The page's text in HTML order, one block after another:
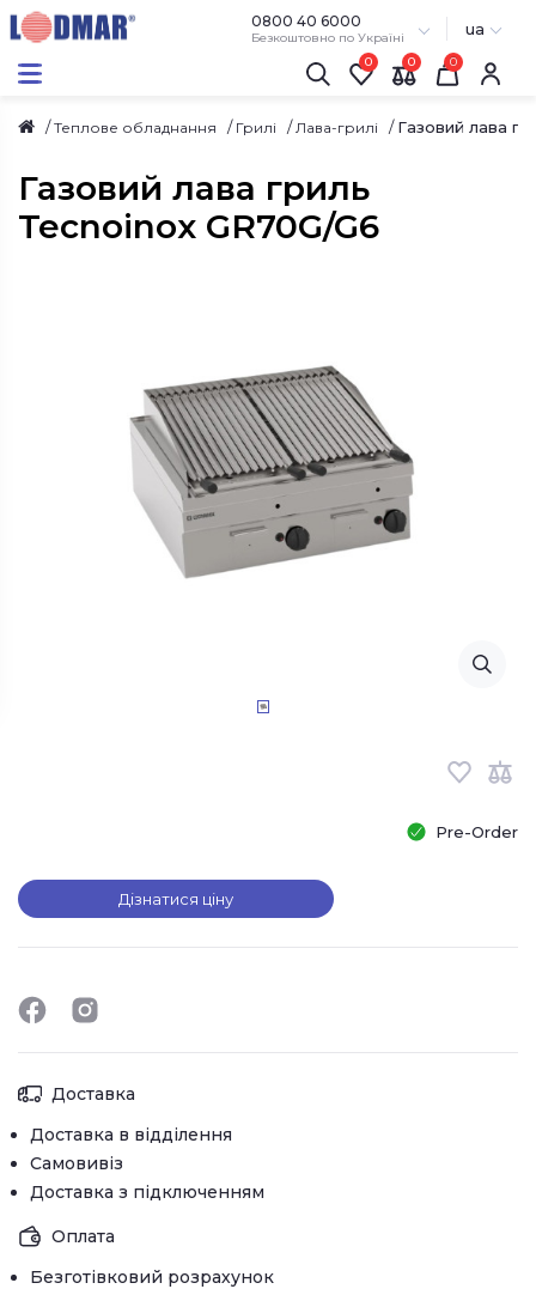
0800 40 6000
Безкоштовно по Україні ua
0 0
Теплове обладнання Грилі Лава-грилі Газовий лава
Газовий лава гриль
Tecnoinox GR70G/G6
Pre-Order
Дізнатися ціну
Доставка
Доставка в відділення
Самовивіз
Доставка з підключенням
Оплата
Безготівковий розрахунок